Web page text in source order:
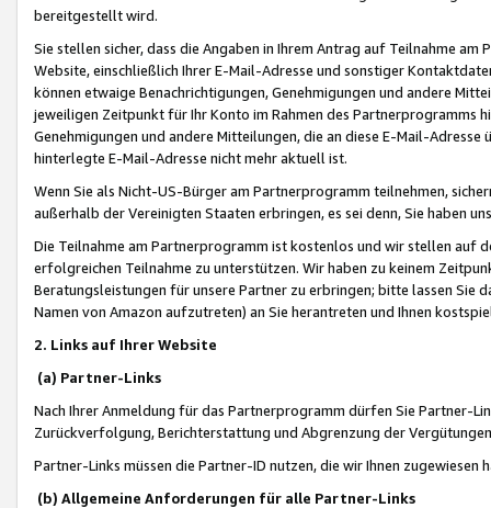
bereitgestellt wird.
Sie stellen sicher, dass die Angaben in Ihrem Antrag auf Teilnahme
Website, einschließlich Ihrer E-Mail-Adresse und sonstiger
können etwaige Benachrichtigungen, Genehmigungen und andere
jeweiligen Zeitpunkt für Ihr Konto im Rahmen des Partnerprogramms
Genehmigungen und andere Mitteilungen, die an diese E-Mail-
hinterlegte E-Mail-Adresse nicht mehr aktuell ist.
Wenn Sie als Nicht-US-Bürger am Partnerprogramm teilnehmen,
außerhalb der Vereinigten Staaten erbringen, es sei denn, Sie haben
Die Teilnahme am Partnerprogramm ist kostenlos und wir stellen auf
erfolgreichen Teilnahme zu unterstützen. Wir haben zu keinem
Beratungsleistungen für unsere Partner zu erbringen; bitte lassen Sie
Namen von Amazon aufzutreten) an Sie herantreten und Ihnen
2. Links auf Ihrer Website
(a) Partner-Links
Nach Ihrer Anmeldung für das Partnerprogramm dürfen Sie Partner-
Zurückverfolgung, Berichterstattung und Abgrenzung der
Partner-Links müssen die Partner-ID nutzen, die wir Ihnen zugewiesen
(b) Allgemeine Anforderungen für alle Partner-Links